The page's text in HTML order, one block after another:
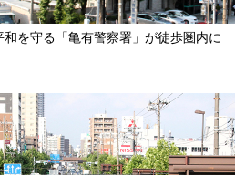
和を守る「亀有警察署」が徒歩圏内に